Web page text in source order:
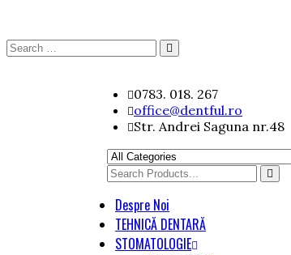
Search
0783. 018. 267
office@dentful.ro
Str. Andrei Saguna nr.48
Search
Despre Noi
TEHNICĂ DENTARĂ
STOMATOLOGIE